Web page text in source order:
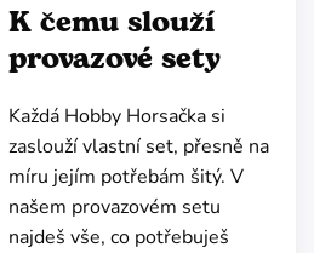
K čemu slouží
provazové sety
Každá Hobby Horsačka si
zaslouží vlastní set, přesně na
míru jejím potřebám šitý. V
našem provazovém setu
najdeš vše, co potřebuješ